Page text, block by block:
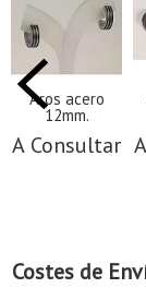
Costes de
Aros acero
12mm.
A Consultar